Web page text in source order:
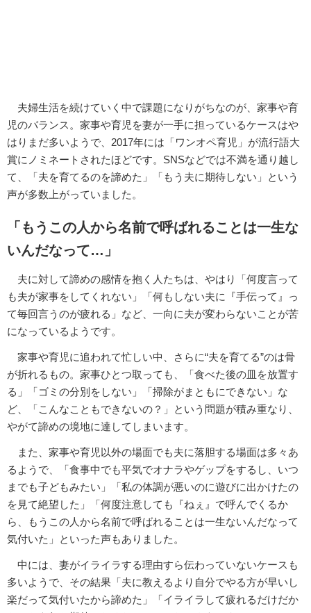
夫婦生活を続けていく中で課題になりがちなのが、家事や育
児のバランス。家事や育児を妻が一手に担っているケースはや
はりまだ多いようで、2017年には「ワンオペ育児」が流行語大
賞にノミネートされたほどです。SNSなどでは不満を通り越し
て、「夫を育てるのを諦めた」「もう夫に期待しない」という
声が多数上がっていました。
「もうこの人から名前で呼ばれることは一生な
いんだなって…」
夫に対して諦めの感情を抱く人たちは、やはり「何度言って
も夫が家事をしてくれない」「何もしない夫に『手伝って』っ
て毎回言うのが疲れる」など、一向に夫が変わらないことが苦
になっているようです。
家事や育児に追われて忙しい中、さらに“夫を育てる”のは骨
が折れるもの。家事ひとつ取っても、「食べた後の皿を放置す
る」「ゴミの分別をしない」「掃除がまともにできない」な
ど、「こんなこともできないの？」という問題が積み重なり、
やがて諦めの境地に達してしまいます。
また、家事や育児以外の場面でも夫に落胆する場面は多々あ
るようで、「食事中でも平気でオナラやゲップをするし、いつ
までも子どもみたい」「私の体調が悪いのに遊びに出かけたの
を見て絶望した」「何度注意しても『ねぇ』で呼んでくるか
ら、もうこの人から名前で呼ばれることは一生ないんだなって
気付いた」といった声もありました。
中には、妻がイライラする理由すら伝わっていないケースも
多いようで、その結果「夫に教えるより自分でやる方が早いし
楽だって気付いたから諦めた」「イライラして疲れるだけだか